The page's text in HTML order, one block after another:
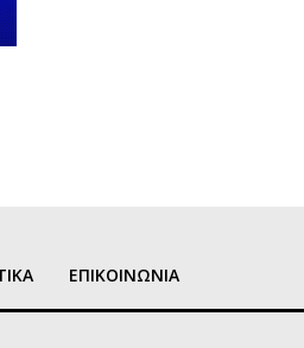
ΕΠΙΚΟΙΝΩΝΙΑ